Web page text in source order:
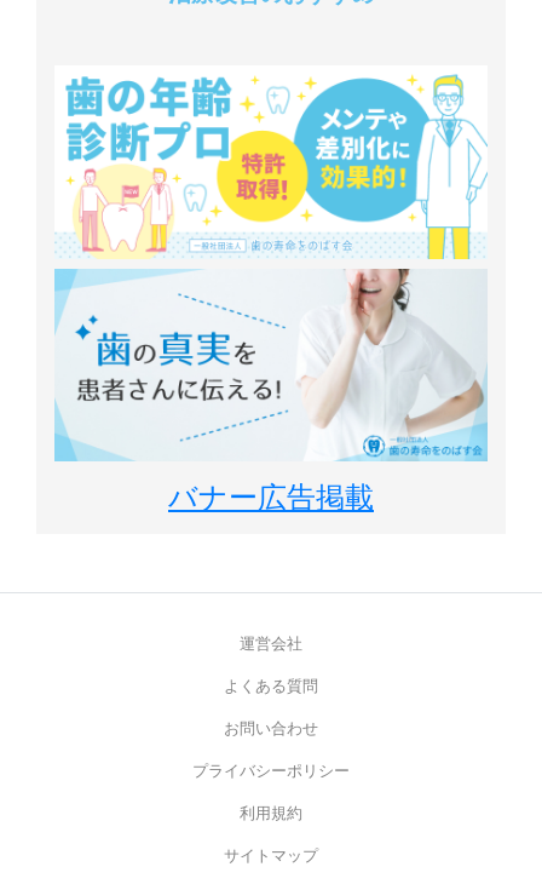
バナー広告掲載
運営会社
よくある質問
お問い合わせ
プライバシーポリシー
利用規約
サイトマップ